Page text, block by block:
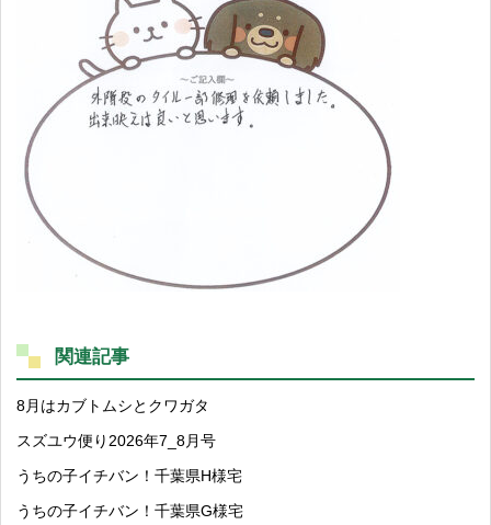
関連記事
8月はカブトムシとクワガタ
スズユウ便り2026年7_8月号
うちの子イチバン！千葉県H様宅
うちの子イチバン！千葉県G様宅